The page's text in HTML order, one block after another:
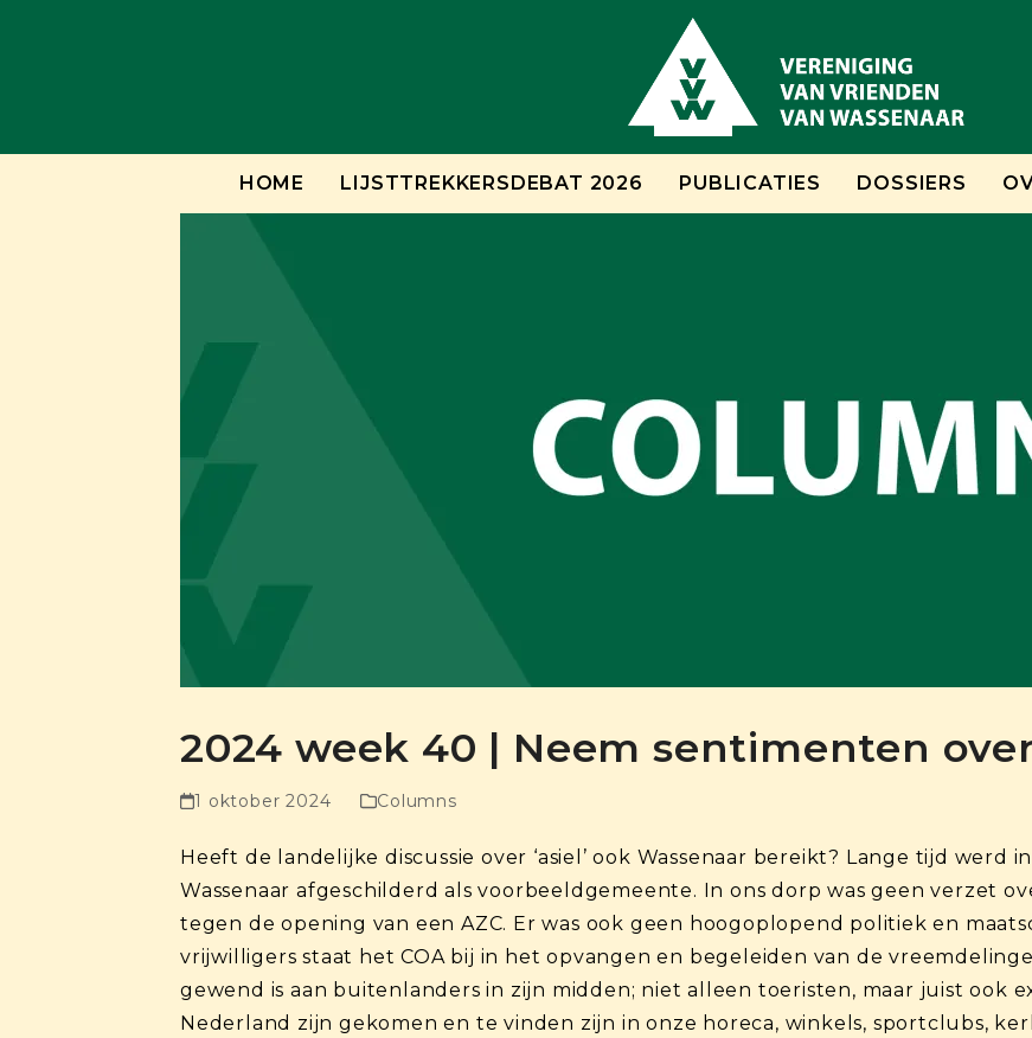
HOME LIJSTTREKKERSDEBAT 2026 PUBLICATIES DOSSIERS
2024 week 40 | Neem sentimenten
1 oktober 2024 Columns
Heeft de landelijke discussie over ‘asiel’ ook Wassenaar bereikt? Lange tijd werd
Wassenaar afgeschilderd als voorbeeldgemeente. In ons dorp was geen verzet
tegen de opening van een AZC. Er was ook geen hoogoplopend politiek en
vrijwilligers staat het COA bij in het opvangen en begeleiden van de
gewend is aan buitenlanders in zijn midden; niet alleen toeristen, maar juist ook
Nederland zijn gekomen en te vinden zijn in onze horeca, winkels, sportclubs,